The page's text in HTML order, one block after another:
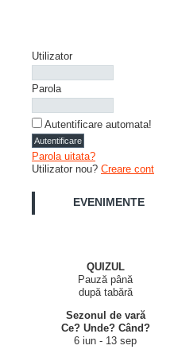
Utilizator
Parola
Autentificare automata!
Parola uitata?
Utilizator nou? Creare cont
EVENIMENTE
QUIZUL
Pauză până
după tabără
Sezonul de vară
Ce? Unde? Când?
6 iun - 13 sep